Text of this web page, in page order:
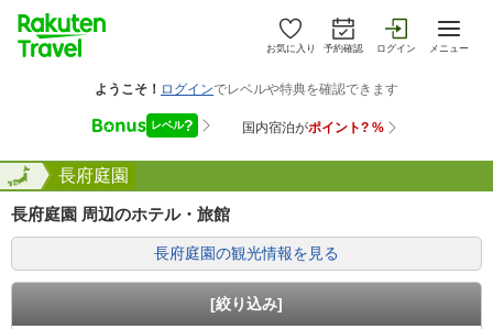
お気に入り 予約確認 ログイン メニュー
県 長府庭園
全国
長府庭園 周辺のホテル・旅館
長府庭園の観光情報を見る
[絞り込み]